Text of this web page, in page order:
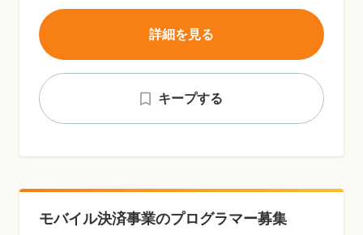
キープする
詳細を見る
モバイル決済事業のプログラマー募集